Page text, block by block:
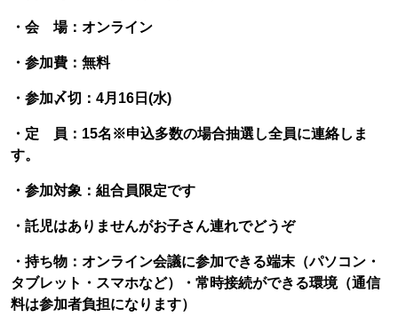
・会 場：オンライン
・参加費：無料
・参加〆切：4月16日(水)
・定 員：15名※申込多数の場合抽選し全員に連絡しま
す。
・参加対象：組合員限定です
・託児はありませんがお子さん連れでどうぞ
・持ち物：オンライン会議に参加できる端末（パソコン・
タブレット・スマホなど）・常時接続ができる環境（通信
料は参加者負担になります）